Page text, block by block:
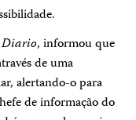
, informou que
de uma
alertando-o para
de informação do